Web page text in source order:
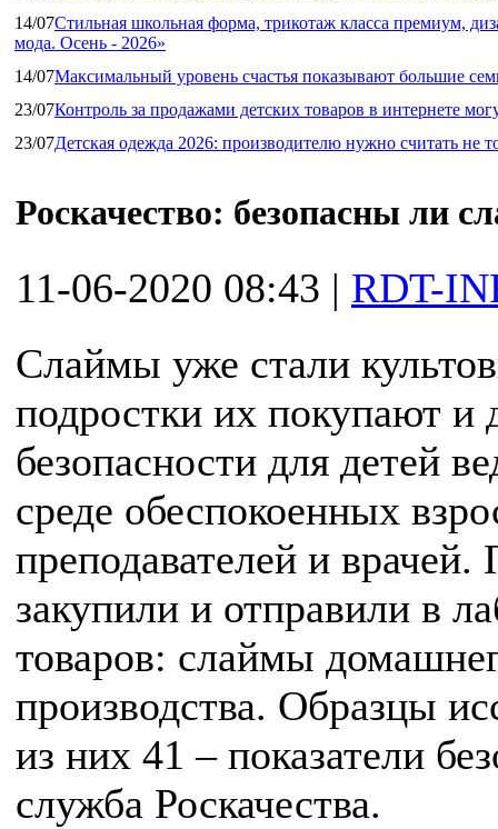
14/07Стильная школьная форма, трикотаж класса премиум,
мода. Осень - 2026»
14/07Максимальный уровень счастья показывают большие
23/07Контроль за продажами детских товаров в интернете
23/07Детская одежда 2026: производителю нужно считать не
Роскачество: безопасны ли
11-06-2020 08:43 | RDT-
Слаймы уже стали
подростки их покупают
безопасности для детей
среде обеспокоенных
преподавателей и врачей.
закупили и отправили в
товаров: слаймы
производства. Образцы
из них 41 – показатели
служба Роскачества.